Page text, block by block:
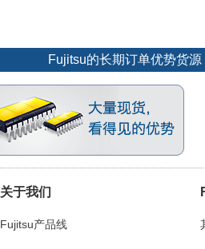
Fujitsu的长期订单优势货
关于我们
Fujitsu产品线